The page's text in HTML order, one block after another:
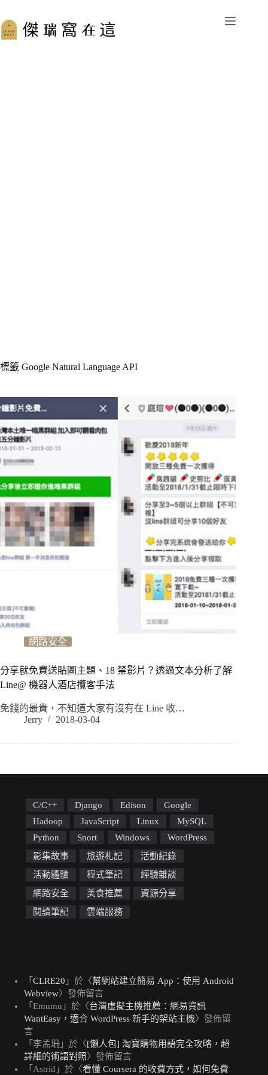
至
主
標籤 Google Natural Language API
網路安全
分享就免費送貼圖主題、18 禁影片？透過文本分析了解
Line@ 機器人酒店攬客手法
免錢的最貴，不知道大家有沒有在 Line 收…
Jerry
2018-03-04
C/C++ Django Edison
Google
Hadoop
JavaScript Linux
MySQL
Python
Snort Windows
WordPress
影集故事
旅遊札記
活動紀錄
活動體驗
程式筆記
經驗雜談
網路安全
美食推薦
資源分享
閱讀筆記
雲端服務
「 CLRE20 」於〈幫網站建立簡易 App：使用 Android
Webview〉發佈留言
「 Emumu 」於〈台灣虛擬主機推薦：網易資訊
WantEasy，適合 WordPress 新手的架站主機〉發佈留
言
「 李孟珊 」於〈[懶人包] 淘寶購物用語完全攻略，超
詳細的術語對照〉發佈留言
「 Astrid 」於〈看懂 Coursera 的收費方式，如何免費